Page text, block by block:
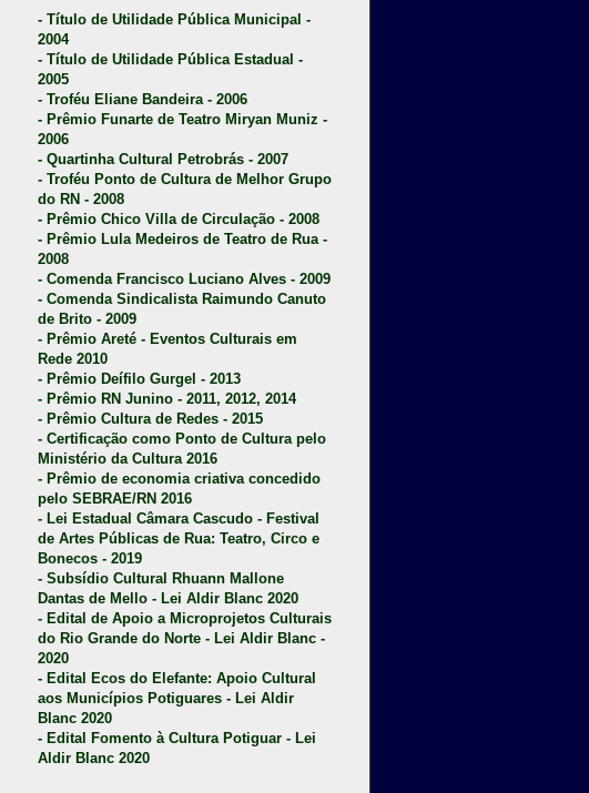
- Título de Utilidade Pública Municipal -
2004
- Título de Utilidade Pública Estadual -
2005
- Troféu Eliane Bandeira - 2006
- Prêmio Funarte de Teatro Miryan Muniz -
2006
- Quartinha Cultural Petrobrás - 2007
- Troféu Ponto de Cultura de Melhor Grupo
do RN - 2008
- Prêmio Chico Villa de Circulação - 2008
- Prêmio Lula Medeiros de Teatro de Rua -
2008
- Comenda Francisco Luciano Alves - 2009
- Comenda Sindicalista Raimundo Canuto
de Brito - 2009
- Prêmio Areté - Eventos Culturais em
Rede 2010
- Prêmio Deífilo Gurgel - 2013
- Prêmio RN Junino - 2011, 2012, 2014
- Prêmio Cultura de Redes - 2015
- Certificação como Ponto de Cultura pelo
Ministério da Cultura 2016
- Prêmio de economia criativa concedido
pelo SEBRAE/RN 2016
- Lei Estadual Câmara Cascudo - Festival
de Artes Públicas de Rua: Teatro, Circo e
Bonecos - 2019
- Subsídio Cultural Rhuann Mallone
Dantas de Mello - Lei Aldir Blanc 2020
- Edital de Apoio a Microprojetos Culturais
do Rio Grande do Norte - Lei Aldir Blanc -
2020
- Edital Ecos do Elefante: Apoio Cultural
aos Municípios Potiguares - Lei Aldir
Blanc 2020
- Edital Fomento à Cultura Potiguar - Lei
Aldir Blanc 2020